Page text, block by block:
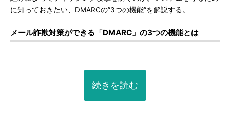
に知っておきたい、DMARCの”3つの機能”を解説する。
メール詐欺対策ができる「DMARC」の3つの機能とは
続きを読む